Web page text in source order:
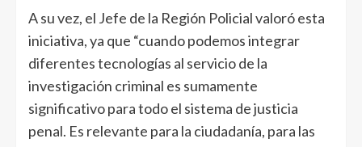
A su vez, el Jefe de la Región Policial valoró esta
iniciativa, ya que “cuando podemos integrar
diferentes tecnologías al servicio de la
investigación criminal es sumamente
significativo para todo el sistema de justicia
penal. Es relevante para la ciudadanía, para las